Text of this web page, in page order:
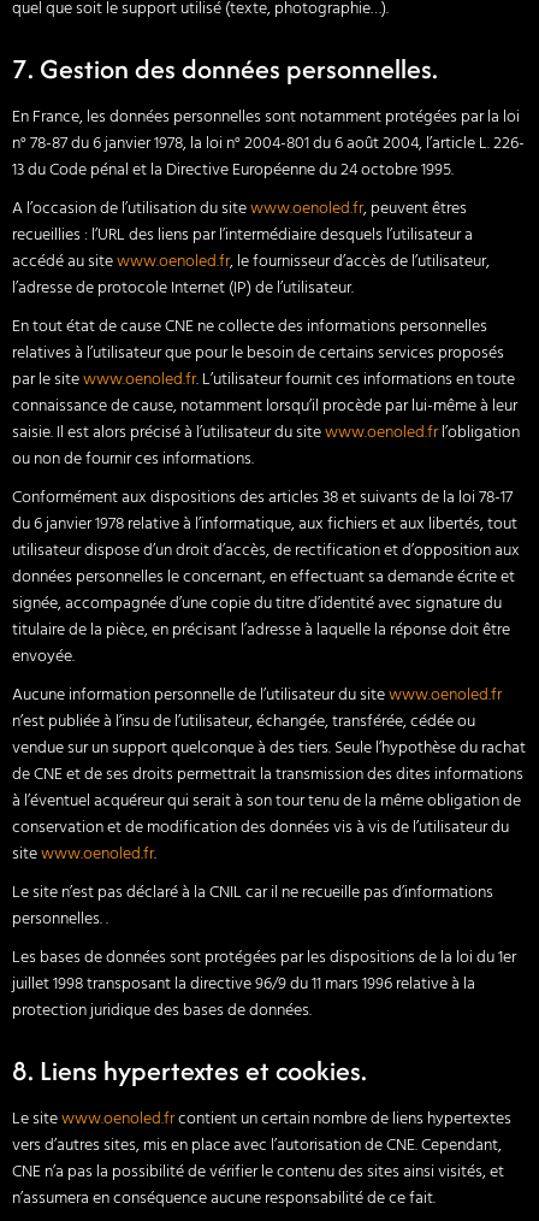
quel que soit le support utilisé (texte, photographie…).
7. Gestion des données personnelles.
En France, les données personnelles sont notamment protégées par la loi
n° 78-87 du 6 janvier 1978, la loi n° 2004-801 du 6 août 2004, l’article L. 226-
13 du Code pénal et la Directive Européenne du 24 octobre 1995.
A l’occasion de l’utilisation du sitewww.oenoled.fr, peuvent êtres
recueillies : l’URL des liens par l’intermédiaire desquels l’utilisateur a
accédé au sitewww.oenoled.fr, le fournisseur d’accès de l’utilisateur,
l’adresse de protocole Internet (IP) de l’utilisateur.
En tout état de cause CNE ne collecte des informations personnelles
relatives à l’utilisateur que pour le besoin de certains services proposés
par le sitewww.oenoled.fr. L’utilisateur fournit ces informations en toute
connaissance de cause, notamment lorsqu’il procède par lui-même à leur
saisie. Il est alors précisé à l’utilisateur du sitewww.oenoled.frl’obligation
ou non de fournir ces informations.
Conformément aux dispositions des articles 38 et suivants de la loi 78-17
du 6 janvier 1978 relative à l’informatique, aux fichiers et aux libertés, tout
utilisateur dispose d’un droit d’accès, de rectification et d’opposition aux
données personnelles le concernant, en effectuant sa demande écrite et
signée, accompagnée d’une copie du titre d’identité avec signature du
titulaire de la pièce, en précisant l’adresse à laquelle la réponse doit être
envoyée.
Aucune information personnelle de l’utilisateur du sitewww.oenoled.fr
n’est publiée à l’insu de l’utilisateur, échangée, transférée, cédée ou
vendue sur un support quelconque à des tiers. Seule l’hypothèse du rachat
de CNE et de ses droits permettrait la transmission des dites informations
à l’éventuel acquéreur qui serait à son tour tenu de la même obligation de
conservation et de modification des données vis à vis de l’utilisateur du
sitewww.oenoled.fr.
Le site n’est pas déclaré à la CNIL car il ne recueille pas d’informations
personnelles. .
Les bases de données sont protégées par les dispositions de la loi du 1er
juillet 1998 transposant la directive 96/9 du 11 mars 1996 relative à la
protection juridique des bases de données.
8. Liens hypertextes et cookies.
Le sitewww.oenoled.frcontient un certain nombre de liens hypertextes
vers d’autres sites, mis en place avec l’autorisation de CNE. Cependant,
CNE n’a pas la possibilité de vérifier le contenu des sites ainsi visités, et
n’assumera en conséquence aucune responsabilité de ce fait.